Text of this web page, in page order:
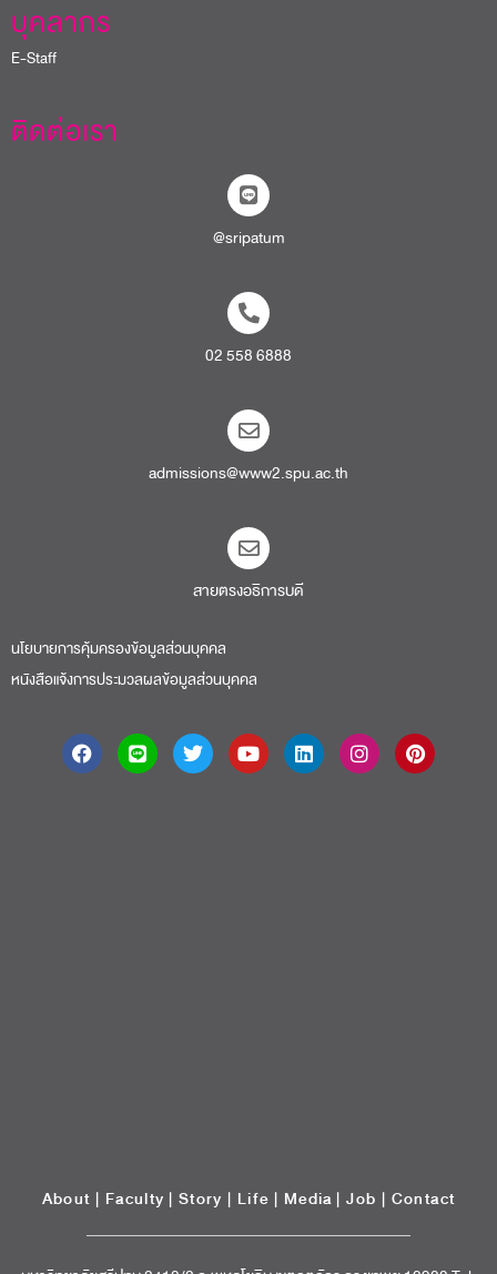
บุคลากร
E-Staff
ติดต่อเรา
@sripatum
02 558 6888
admissions@www2.spu.ac.th
สายตรงอธิการบดี​
นโยบายการคุ้มครองข้อมูลส่วนบุคคล
หนังสือแจ้งการประมวลผลข้อมูลส่วนบุคคล